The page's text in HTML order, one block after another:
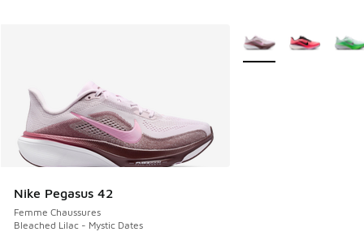
Nike Pegasus 42
Femme Chaussures
Bleached Lilac - Mystic Dates
Plus de couleurs